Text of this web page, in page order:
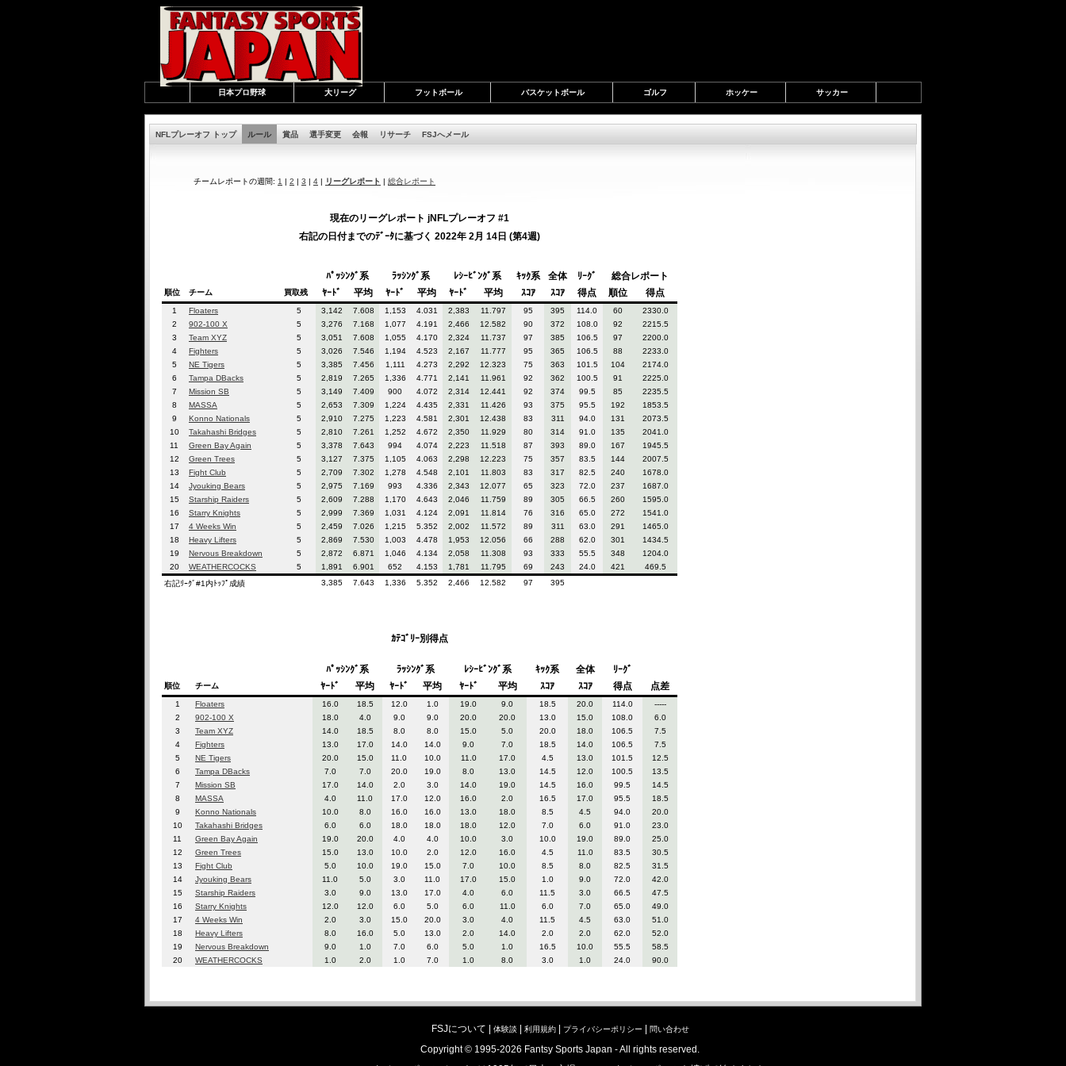
日本プロ野球 大リーグ フットボール バスケットボール ゴルフ ホッケー サッカー
NFLプレーオフ トップ ルール 賞品 選手変更 会報 リサーチ FSJへメール
チームレポートの週間: 1 | 2 | 3 | 4 | リーグレポート | 総合レポート
現在のリーグレポート jNFLプレーオフ #1
右記の日付までのﾃﾞｰﾀに基づく 2022年 2月 14日 (第4週)
ﾊﾟｯｼﾝｸﾞ系 ﾗｯｼﾝｸﾞ系 ﾚｼｰﾋﾞﾝｸﾞ系 ｷｯｸ系 全体 ﾘｰｸﾞ 総合レポート
順位 チーム 買取残 ﾔｰﾄﾞ 平均 ﾔｰﾄﾞ 平均 ﾔｰﾄﾞ 平均 ｽｺｱ ｽｺｱ 得点 順位 得点
1 Floaters 5 3,142 7.608 1,153 4.031 2,383 11.797 95 395 114.0 60
2330.0
2
902-100 X 5 3,276 7.168 1,077 4.191 2,466 12.582 90 372 108.0 92
2215.5
3
Team XYZ 5 3,051 7.608 1,055 4.170 2,324 11.737 97 385 106.5 97
2200.0
4
Fighters 5 3,026 7.546 1,194 4.523 2,167 11.777 95 365 106.5 88
2233.0
5
NE Tigers 5 3,385 7.456 1,111 4.273 2,292 12.323 75 363 101.5 104
2174.0
6
Tampa DBacks 5 2,819 7.265 1,336 4.771 2,141 11.961 92 362 100.5 91
2225.0
7
Mission SB 5 3,149 7.409 900 4.072 2,314 12.441 92 374 99.5 85
2235.5
8
MASSA 5 2,653 7.309 1,224 4.435 2,331 11.426 93 375 95.5 192
1853.5
9
Konno Nationals 5 2,910 7.275 1,223 4.581 2,301 12.438 83 311 94.0 131
2073.5
10
Takahashi Bridges 5 2,810 7.261 1,252 4.672 2,350 11.929 80 314 91.0 135
2041.0
11
Green Bay Again 5 3,378 7.643 994 4.074 2,223 11.518 87 393 89.0 167
1945.5
12
Green Trees 5 3,127 7.375 1,105 4.063 2,298 12.223 75 357 83.5 144
2007.5
13
Fight Club 5 2,709 7.302 1,278 4.548 2,101 11.803 83 317 82.5 240
1678.0
14
Jyouking Bears 5 2,975 7.169 993 4.336 2,343 12.077 65 323 72.0 237
1687.0
15
Starship Raiders 5 2,609 7.288 1,170 4.643 2,046 11.759 89 305 66.5 260
1595.0
16
Starry Knights 5 2,999 7.369 1,031 4.124 2,091 11.814 76 316 65.0 272
1541.0
17
4 Weeks Win 5 2,459 7.026 1,215 5.352 2,002 11.572 89 311 63.0 291
1465.0
18
Heavy Lifters 5 2,869 7.530 1,003 4.478 1,953 12.056 66 288 62.0 301
1434.5
19
Nervous Breakdown 5 2,872 6.871 1,046 4.134 2,058 11.308 93 333 55.5 348
1204.0
20
WEATHERCOCKS 5 1,891 6.901 652 4.153 1,781 11.795 69 243 24.0 421
469.5
右記ﾘｰｸﾞ#1内ﾄｯﾌﾟ成績
3,385 7.643 1,336 5.352 2,466 12.582 97 395
ｶﾃｺﾞﾘｰ別得点
ﾊﾟｯｼﾝｸﾞ系 ﾗｯｼﾝｸﾞ系 ﾚｼｰﾋﾞﾝｸﾞ系 ｷｯｸ系 全体 ﾘｰｸﾞ
順位 チーム ﾔｰﾄﾞ 平均 ﾔｰﾄﾞ 平均 ﾔｰﾄﾞ 平均 ｽｺｱ ｽｺｱ 得点 点差
1 Floaters 16.0 18.5 12.0 1.0 19.0 9.0 18.5 20.0 114.0
-----
2
902-100 X 18.0 4.0 9.0 9.0 20.0 20.0 13.0 15.0 108.0
6.0
3
Team XYZ 14.0 18.5 8.0 8.0 15.0 5.0 20.0 18.0 106.5
7.5
4
Fighters 13.0 17.0 14.0 14.0 9.0 7.0 18.5 14.0 106.5
7.5
5
NE Tigers 20.0 15.0 11.0 10.0 11.0 17.0 4.5 13.0 101.5
12.5
6
Tampa DBacks 7.0 7.0 20.0 19.0 8.0 13.0 14.5 12.0 100.5
13.5
7
Mission SB 17.0 14.0 2.0 3.0 14.0 19.0 14.5 16.0 99.5
14.5
8
MASSA 4.0 11.0 17.0 12.0 16.0 2.0 16.5 17.0 95.5
18.5
9
Konno Nationals 10.0 8.0 16.0 16.0 13.0 18.0 8.5 4.5 94.0
20.0
10
Takahashi Bridges 6.0 6.0 18.0 18.0 18.0 12.0 7.0 6.0 91.0
23.0
11
Green Bay Again 19.0 20.0 4.0 4.0 10.0 3.0 10.0 19.0 89.0
25.0
12
Green Trees 15.0 13.0 10.0 2.0 12.0 16.0 4.5 11.0 83.5
30.5
13
Fight Club 5.0 10.0 19.0 15.0 7.0 10.0 8.5 8.0 82.5
31.5
14
Jyouking Bears 11.0 5.0 3.0 11.0 17.0 15.0 1.0 9.0 72.0
42.0
15
Starship Raiders 3.0 9.0 13.0 17.0 4.0 6.0 11.5 3.0 66.5
47.5
16
Starry Knights 12.0 12.0 6.0 5.0 6.0 11.0 6.0 7.0 65.0
49.0
17
4 Weeks Win 2.0 3.0 15.0 20.0 3.0 4.0 11.5 4.5 63.0
51.0
18
Heavy Lifters 8.0 16.0 5.0 13.0 2.0 14.0 2.0 2.0 62.0
52.0
19
Nervous Breakdown 9.0 1.0 7.0 6.0 5.0 1.0 16.5 10.0 55.5
58.5
20
WEATHERCOCKS 1.0 2.0 1.0 7.0 1.0 8.0 3.0 1.0 24.0 90.0
FSJについて | 体験談 利用規約| プライバシーポリシー 問い合わせ
Copyright © 1995-2026 Fantsy Sports Japan - All rights reserved.